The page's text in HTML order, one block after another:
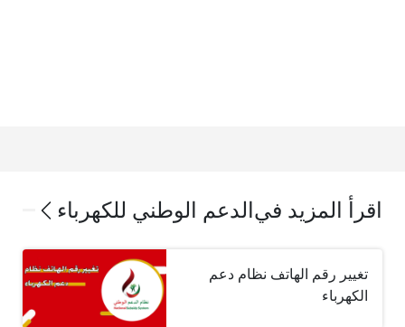
اقرأ المزيد في الدعم الوطني للكهرباء
تغيير رقم الهاتف نظام دعم
الكهرباء